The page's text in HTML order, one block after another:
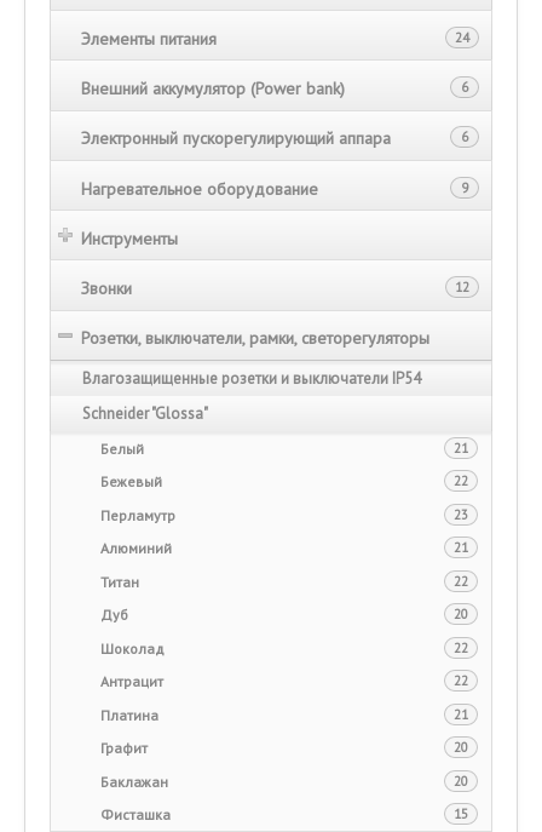
24
Элементы питания
6
Внешний аккумулятор (Power bank)
6
Электронный пускорегулирующий аппара
9
Нагревательное оборудование
Инструменты
12
Звонки
Розетки, выключатели, рамки, светорегуляторы
Влагозащищенные розетки и выключатели IP54
Schneider "Glossa"
21
Белый
22
Бежевый
23
Перламутр
21
Алюминий
22
Титан
20
Дуб
22
Шоколад
22
Антрацит
21
Платина
20
Графит
20
Баклажан
15
Фисташка